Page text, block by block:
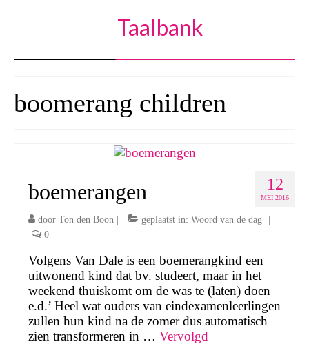
Taalbank
boomerang children
12
MEI 2016
boemerangen
door Ton den Boon | geplaatst in: Woord van de dag
|
0
Volgens Van Dale is een boemerangkind een
uitwonend kind dat bv. studeert, maar in het
weekend thuiskomt om de was te (laten) doen
e.d.’ Heel wat ouders van eindexamenleerlingen
zullen hun kind na de zomer dus automatisch
zien transformeren in … Vervolgd